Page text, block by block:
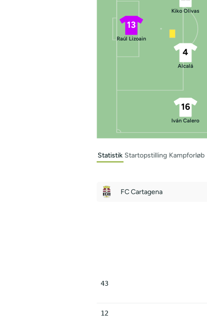
13
Raúl Lizoain
Kiko Olivas
4
Alcalá
16
Iván Calero
Statistik Startopstilling Kampforløb
FC Cartagena
43
12